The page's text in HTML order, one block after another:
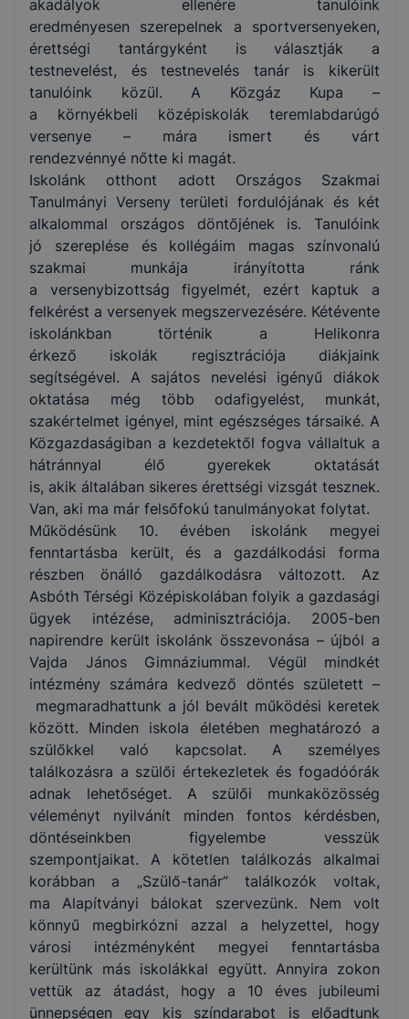
akadályok ellenére tanulóink
eredményesen szerepelnek a sportversenyeken,
érettségi tantárgyként is választják a
testnevelést, és testnevelés tanár is kikerült
tanulóink közül. A Közgáz Kupa –
a környékbeli középiskolák teremlabdarúgó
versenye – mára ismert és várt
rendezvénnyé nőtte ki magát.
Iskolánk otthont adott Országos Szakmai
Tanulmányi Verseny területi fordulójának és két
alkalommal országos döntőjének is. Tanulóink
jó szereplése és kollégáim magas színvonalú
szakmai munkája irányította ránk
a versenybizottság figyelmét, ezért kaptuk a
felkérést a versenyek megszervezésére. Kétévente
iskolánkban történik a Helikonra
érkező iskolák regisztrációja diákjaink
segítségével. A sajátos nevelési igényű diákok
oktatása még több odafigyelést, munkát,
szakértelmet igényel, mint egészséges társaiké. A
Közgazdaságiban a kezdetektől fogva vállaltuk a
hátránnyal élő gyerekek oktatását
is, akik általában sikeres érettségi vizsgát tesznek.
Van, aki ma már felsőfokú tanulmányokat folytat.
Működésünk 10. évében iskolánk megyei
fenntartásba került, és a gazdálkodási forma
részben önálló gazdálkodásra változott. Az
Asbóth Térségi Középiskolában folyik a gazdasági
ügyek intézése, adminisztrációja. 2005-ben
napirendre került iskolánk összevonása – újból a
Vajda János Gimnáziummal. Végül mindkét
intézmény számára kedvező döntés született –
megmaradhattunk a jól bevált működési keretek
között. Minden iskola életében meghatározó a
szülőkkel való kapcsolat. A személyes
találkozásra a szülői értekezletek és fogadóórák
adnak lehetőséget. A szülői munkaközösség
véleményt nyilvánít minden fontos kérdésben,
döntéseinkben figyelembe vesszük
szempontjaikat. A kötetlen találkozás alkalmai
korábban a „Szülő-tanár” találkozók voltak,
ma Alapítványi bálokat szervezünk. Nem volt
könnyű megbirkózni azzal a helyzettel, hogy
városi intézményként megyei fenntartásba
kerültünk más iskolákkal együtt. Annyira zokon
vettük az átadást, hogy a 10 éves jubileumi
ünnepségen egy kis színdarabot is előadtunk